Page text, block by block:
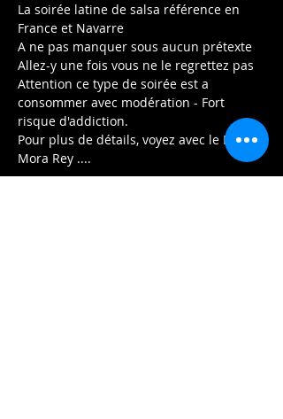
La soirée latine de salsa référence en
France et Navarre
A ne pas manquer sous aucun prétexte
Allez-y une fois vous ne le regrettez pas
Attention ce type de soirée est a
consommer avec modération - Fort
risque d'addiction.
Pour plus de détails, voyez avec le Dr.
Mora Rey ....